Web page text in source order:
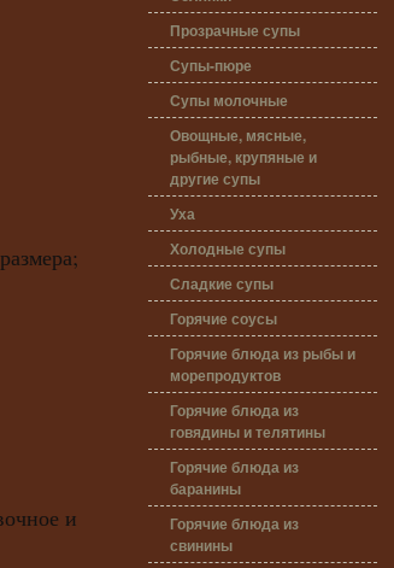
и
Прозрачные супы
Супы-пюре
Супы молочные
Овощные, мясные,
рыбные, крупяные и
другие супы
Уха
Холодные супы
Сладкие супы
Горячие соусы
Горячие блюда из рыбы и
морепродуктов
Горячие блюда из
говядины и телятины
Горячие блюда из
баранины
Горячие блюда из
свинины